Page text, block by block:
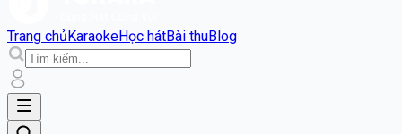
Trang chủKaraokeHọc hátBài thuBlog